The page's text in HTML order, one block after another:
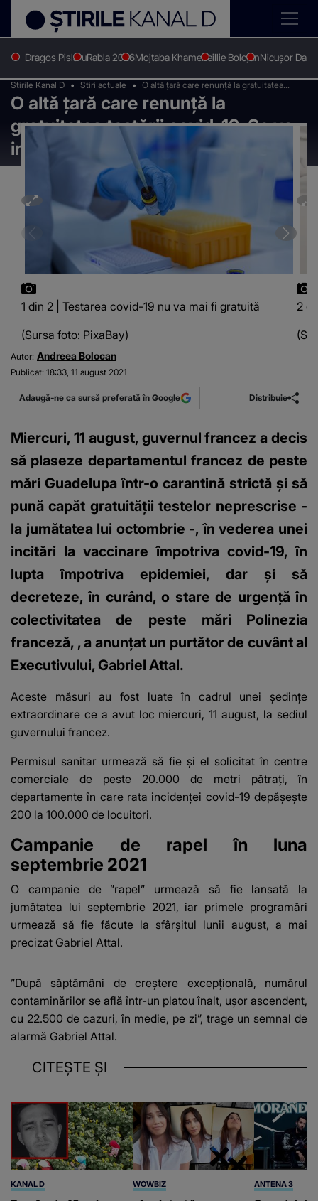
Dragos PislaruRabla 2026Mojtaba KhameneiIlie BolojanNicușor Dan
Stirile Kanal D Stiri actuale
O altă țară care renunță la gratuitatea
testării covid-19. Se va impune și o
carantină strictă
O altă țară care renunță la
gratuitatea testării covid-19. Se va
impune și o carantină strictă
1 din 2 | Testarea covid-19 nu va mai fi gratuită
(Sursa foto: PixaBay)
2
Autor: Andreea Bolocan
Publicat: 18:33, 11 august 2021
Adaugă-ne ca sursă preferată în Google Distribuie
Miercuri, 11 august, guvernul francez a decis
să plaseze departamentul francez de peste
mări Guadelupa într-o carantină strictă şi să
pună capăt gratuităţii testelor neprescrise -
la jumătatea lui octombrie -, în vederea unei
incitări la vaccinare împotriva covid-19, în
lupta împotriva epidemiei, dar şi să
decreteze, în curând, o stare de urgenţă în
colectivitatea de peste mări Polinezia
franceză, , a anunţat un purtător de cuvânt al
Executivului, Gabriel Attal.
Aceste măsuri au fost luate în cadrul unei ședințe
extraordinare ce a avut loc miercuri, 11 august, la sediul
guvernului francez.
Permisul sanitar urmează să fie și el solicitat în centre
comerciale de peste 20.000 de metri pătraţi, în
departamente în care rata incidenţei covid-19 depăşeşte
200 la 100.000 de locuitori.
Campanie de rapel în luna
septembrie 2021
O campanie de ”rapel” urmează să fie lansată la
jumătatea lui septembrie 2021, iar primele programări
urmează să fie făcute la sfârşitul lunii august, a mai
precizat Gabriel Attal.
”După săptămâni de creştere excepţională, numărul
contaminărilor se află într-un platou înalt, uşor ascendent,
cu 22.500 de cazuri, în medie, pe zi”, trage un semnal de
alarmă Gabriel Attal.
CITEȘTE ȘI
KANAL D WOWBIZ ANTENA 3